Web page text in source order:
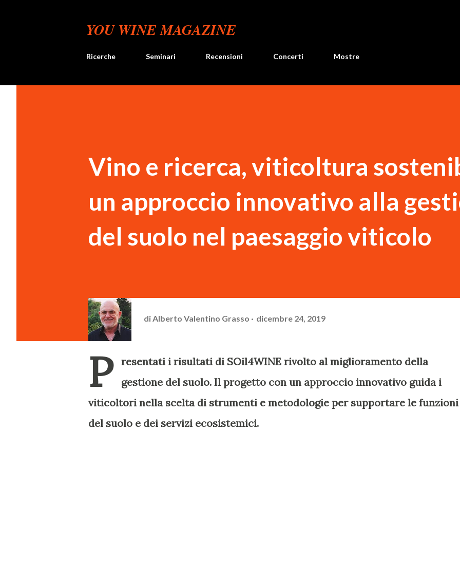
YOU WINE MAGAZINE
Ricerche Seminari Recensioni Concerti Mostre
Vino e ricerca, viticoltura
un approccio innovativo alla
del suolo nel paesaggio viticolo
di Alberto Valentino Grasso dicembre 24, 2019
P
resentati i risultati di SOil4WINE rivolto al miglioramento della
gestione del suolo. Il progetto con un approccio innovativo guida i
viticoltori nella scelta di strumenti e metodologie per supportare le funzioni
del suolo e dei servizi ecosistemici.